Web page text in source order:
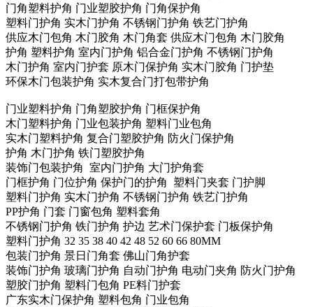
门角塑料护角 门业塑胶护角 门角保护角
塑料门护角 实木门护角 不锈钢门护角 铁艺门护角
供应木门包角 木门胶角 木门角套 供应木门包角 木门胶角
护角 塑料护角 室内门护角 铝合金门护角 不锈钢门护角
木门护角 室内门护套 原木门保护角 实木门胶角 门护垫
环保木门包装护角 实木复合门打包带护角
门业塑料护角 门角塑胶护角 门框保护角
木门塑料护角 门业包装护角 塑料门业包角
实木门塑料护角 复合门塑胶护角 防火门保护角
护角 木门护角 铁门塑胶护角
装饰门包装护角 室内门护角 大门护角套
门框护角 门位护角 保护门的护角 塑料门夹套 门护脚
塑料门护角 实木门护角 不锈钢门护角 铁艺门护角
PP护角 门套 门窗包角 塑料套角
不锈钢门护角 铁门护角 护边 艺术门保护套 门板保护角
塑料门护角 32 35 38 40 42 48 52 60 66 80MM
包装门护角 景日门角套 佛山门角护套
装饰门护角 玻璃门护角 自动门护角 电动门夹角 防火门护角
塑胶门护角 塑料门包角 PE料门护套
广东实木门保护角 塑料包角 门业包角